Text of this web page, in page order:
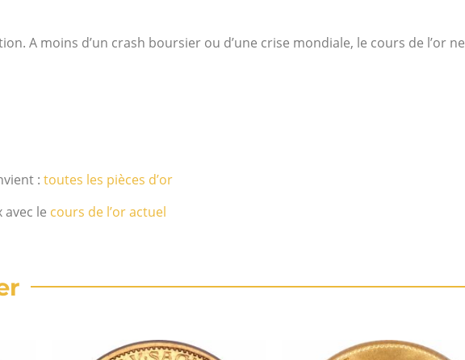
A moins d’un crash boursier ou d’une crise mondiale, le cours de l’or ne
: toutes les pièces d’or
le cours de l’or actuel